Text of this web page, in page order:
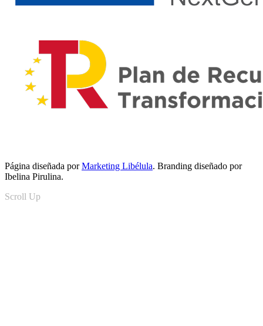
Página diseñada porMarketing Libélula. Branding diseñado por
Ibelina Pirulina.
Scroll Up